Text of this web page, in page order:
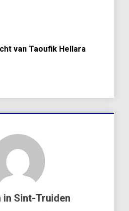
van Taoufik Hellara
in Sint-Truiden